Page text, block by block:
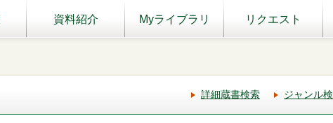
資料紹介 Myライブラリ リクエスト
詳細蔵書検索 ジャンル